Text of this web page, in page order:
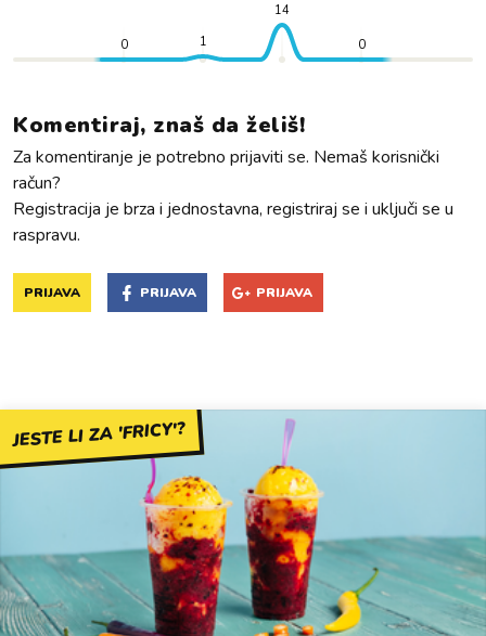
0 1
14
0
Komentiraj, znaš da želiš!
Za komentiranje je potrebno prijaviti se. Nemaš korisnički
račun?
Registracija je brza i jednostavna, registriraj se i uključi se u
raspravu.
PRIJAVA PRIJAVA PRIJAVA
JESTE LI ZA 'FRICY'?